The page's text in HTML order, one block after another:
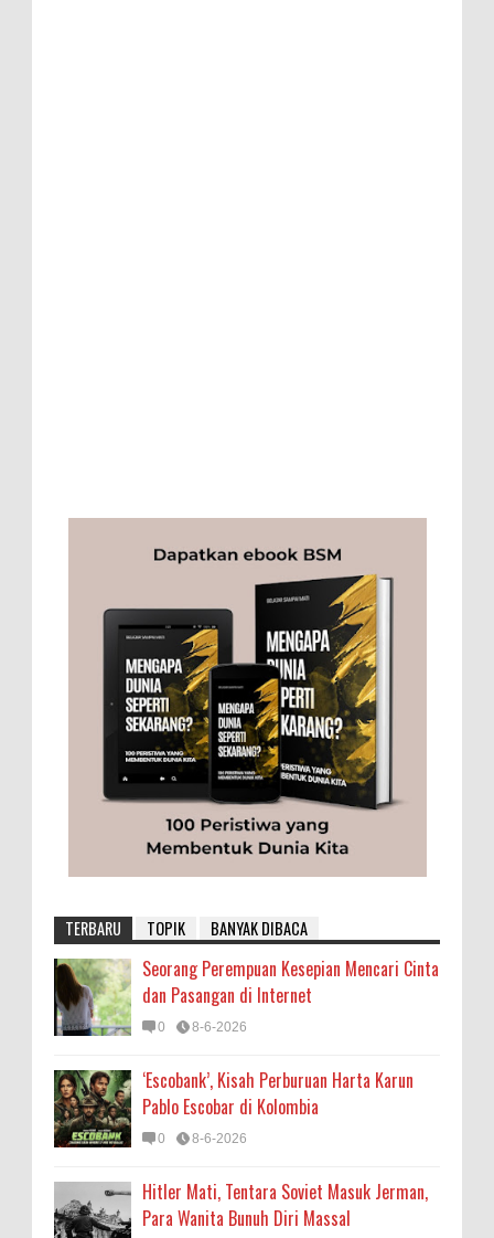
TERBARU TOPIK BANYAK DIBACA
Seorang Perempuan Kesepian Mencari Cinta
dan Pasangan di Internet
0 8-6-2026
‘Escobank’, Kisah Perburuan Harta Karun
Pablo Escobar di Kolombia
0 8-6-2026
Hitler Mati, Tentara Soviet Masuk Jerman,
Para Wanita Bunuh Diri Massal